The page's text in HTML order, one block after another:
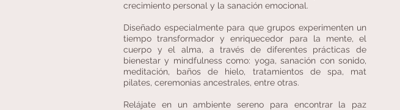
crecimiento personal y la sanación emocional.
Diseñado especialmente para que grupos experimenten un
tiempo transformador y enriquecedor para la mente, el
cuerpo y el alma, a través de diferentes prácticas de
bienestar y mindfulness como: yoga, sanación con sonido,
meditación, baños de hielo, tratamientos de spa, mat
pilates, ceremonias ancestrales, entre otras.
Relájate en un ambiente sereno para encontrar la paz